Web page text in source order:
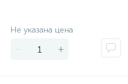
Не указана цена
- +